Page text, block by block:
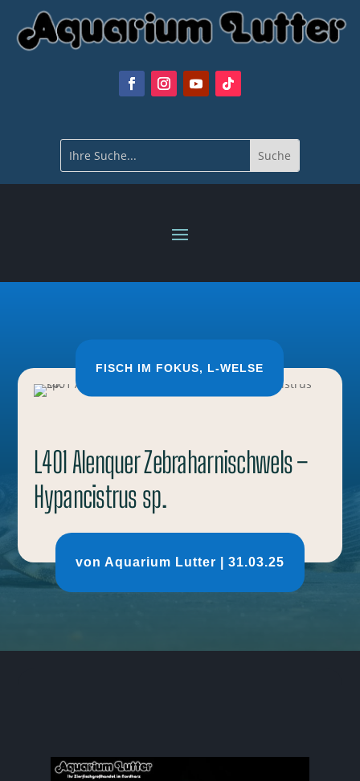
FISCH IM FOKUS, L-WELSE
L401 Alenquer Zebraharnischwels –
Hypancistrus sp.
von Aquarium Lutter 31.03.25